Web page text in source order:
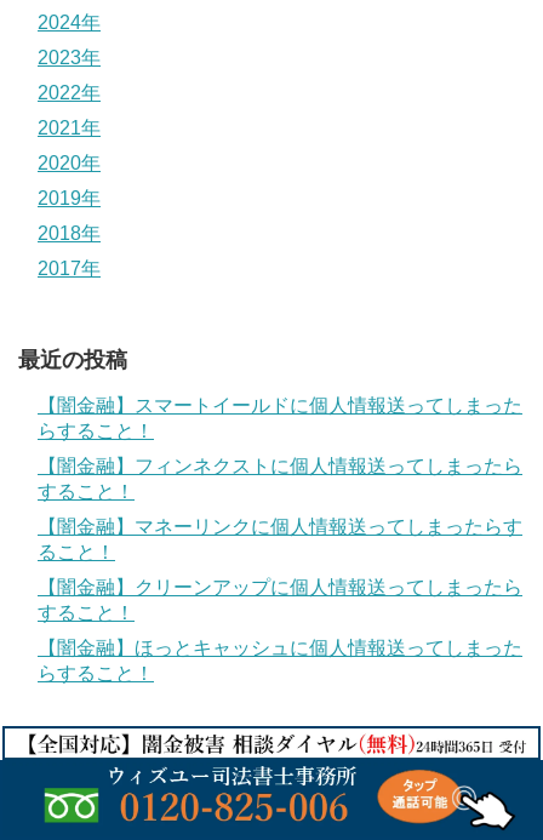
2024年
2023年
2022年
2021年
2020年
2019年
2018年
2017年
最近の投稿
【闇金融】スマートイールドに個人情報送ってしまった
らすること！
【闇金融】フィンネクストに個人情報送ってしまったら
すること！
【闇金融】マネーリンクに個人情報送ってしまったらす
ること！
【闇金融】クリーンアップに個人情報送ってしまったら
すること！
【闇金融】ほっとキャッシュに個人情報送ってしまった
らすること！
© 2017違法金融業者からの被害対策.